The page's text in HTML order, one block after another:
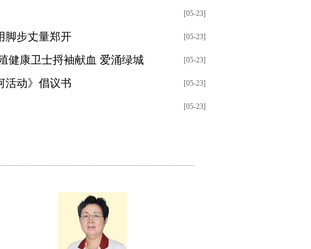
[05-23]
[05-23]
脚步丈量郑开
[05-23]
健康卫士捋袖献血 爱涌绿城
[05-23]
活动》倡议书
[05-23]